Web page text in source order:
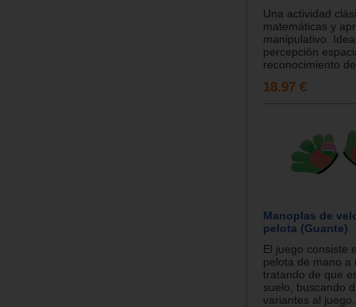
Una actividad
matemáticas y
manipulativo.
percepción
reconocimiento
18.97 €
Manoplas de
pelota (Guante)
El juego consiste
pelota de mano a
tratando de que
suelo, buscando
variantes al